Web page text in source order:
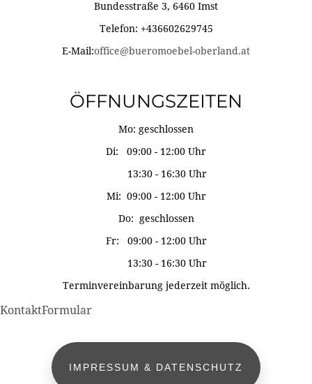
Bundesstraße 3, 6460 Imst
Telefon: +436602629745
E-Mail:office@bueromoebel-oberland.at
ÖFFNUNGSZEITEN
Mo: geschlossen
Di: 09:00 - 12:00 Uhr
13:30 - 16:30 Uhr
Mi: 09:00 - 12:00 Uhr
Do: geschlossen
Fr: 09:00 - 12:00 Uhr
13:30 - 16:30 Uhr
Terminvereinbarung jederzeit möglich.
KontaktFormular
IMPRESSUM & DATENSCHUTZ